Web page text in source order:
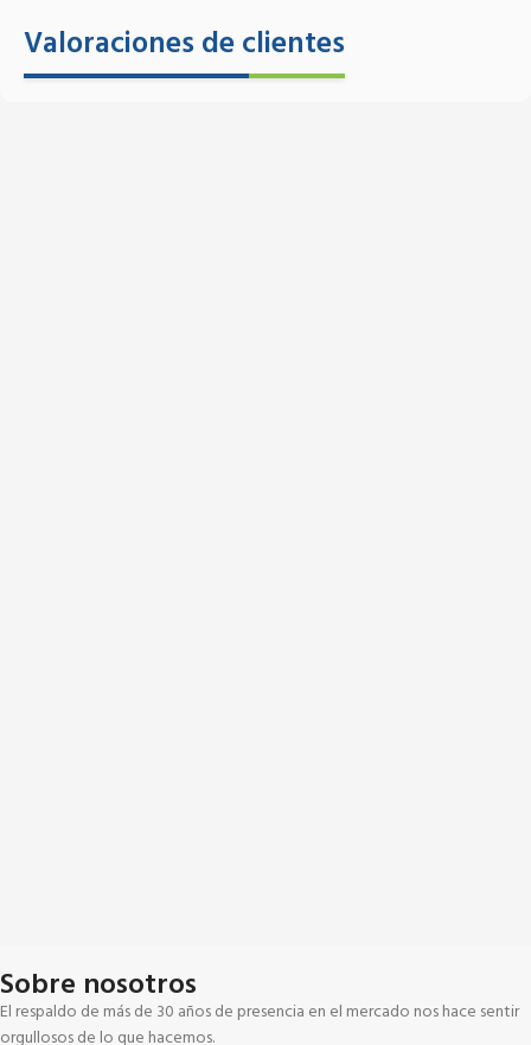
Valoraciones de clientes
Sobre nosotros
El respaldo de más de 30 años de presencia en el mercado nos hace sentir
orgullosos de lo que hacemos.